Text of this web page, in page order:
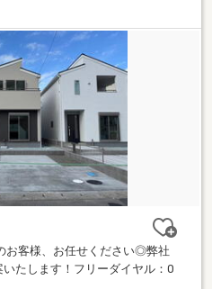
お客様、お任せください◎弊社
たします！フリーダイヤル：0